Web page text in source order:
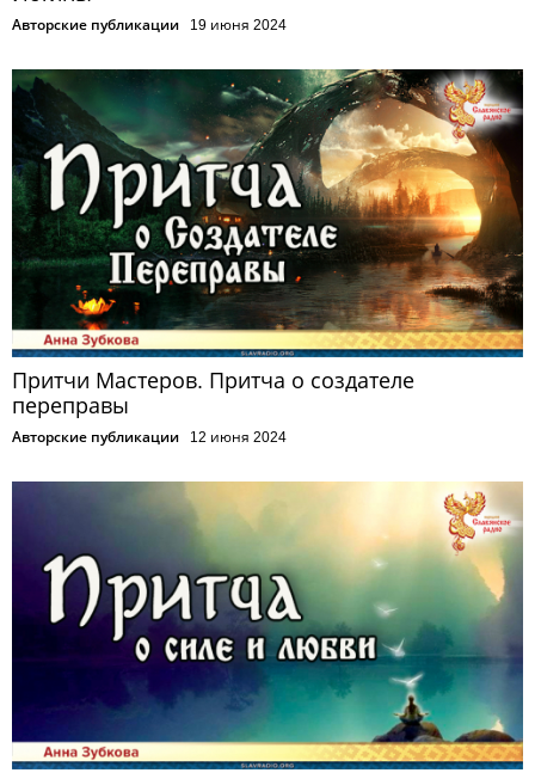
Авторские публикации 19 июня 2024
Притчи Мастеров. Притча о создателе
переправы
Авторские публикации 12 июня 2024